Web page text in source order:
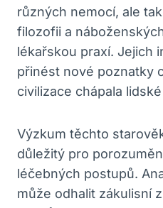
různých nemocí, ale
filozofii a
lékařskou praxí. Jejich
přinést nové poznatky
civilizace chápala
Výzkum těchto
důležitý pro
léčebných postupů.
může odhalit zákulisní